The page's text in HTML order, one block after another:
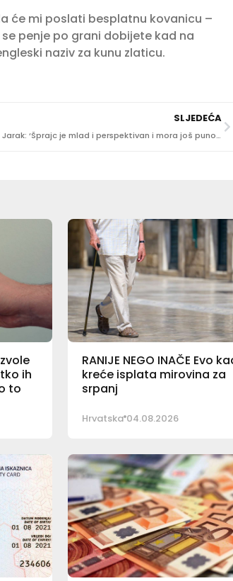
će mi poslati besplatnu kovanicu –
penje po grani dobijete kad na
naziv za kunu zlaticu.
SLJEDEĆA
Andrija Jarak: ‘Šprajc je mlad i perspektivan i mora još puno raditi da me stigne!’
ih
to
RANIJE NEGO INAČE Evo
kreće isplata mirovina za
srpanj
Hrvatska 04.08.2026